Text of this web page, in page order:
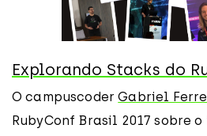
Explorando Stacks do
O campuscoderGabriel
RubyConf Brasil 2017 sobre